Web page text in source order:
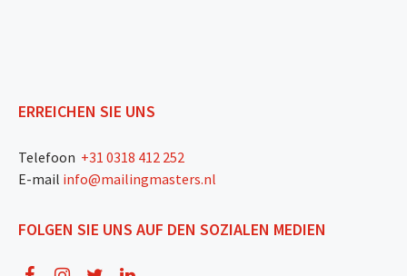
ERREICHEN SIE UNS
Telefoon +31 0318 412 252
E-mail info@mailingmasters.nl
FOLGEN SIE UNS AUF DEN SOZIALEN MEDIEN